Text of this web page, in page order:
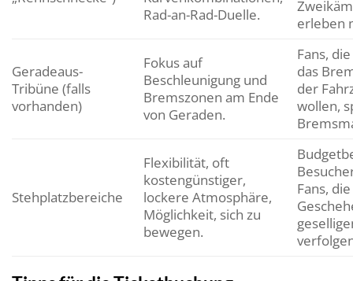
Rad-an-Rad-Duelle.
erleben
Geradeaus-
Tribüne (falls
vorhanden)
Fokus auf
Beschleunigung und
Bremszonen am Ende
von Geraden.
Fans,
das
der
wollen,
Stehplatzbereiche
Flexibilität, oft
kostengünstiger,
lockere Atmosphäre,
Möglichkeit, sich zu
bewegen.
Fans,